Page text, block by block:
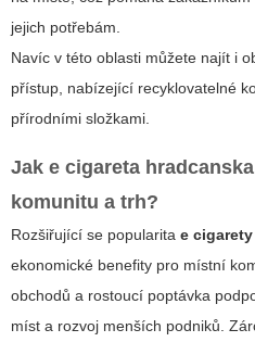
jejich potřebám.
Navíc v této oblasti můžete najít i
přístup, nabízející recyklovatelné
přírodními složkami.
Jak e cigareta hradcanska
komunitu a trh?
Rozšiřující se popularita e
ekonomické benefity pro místní
obchodů a rostoucí poptávka
míst a rozvoj menších podniků.